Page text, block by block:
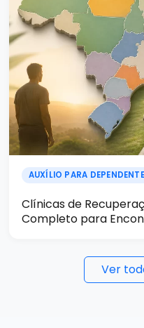
AUXÍLIO PARA
Clínicas de
Completo para
Ver